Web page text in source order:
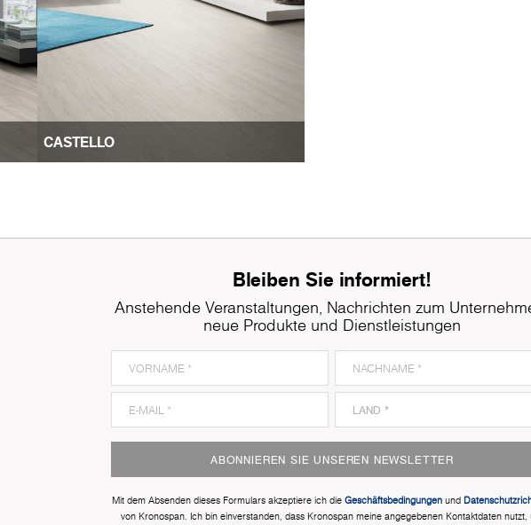
CASTELLO
Bleiben Sie informiert!
Anstehende Veranstaltungen, Nachrichten zum
neue Produkte und Dienstleistungen
ABONNIEREN SIE UNSEREN NEWSLETTER
Mit dem Absenden dieses Formulars akzeptiere ich dieGeschäftsbedingungen und
von Kronospan. Ich bin einverstanden, dass Kronospan meine angegebenen Kontaktdaten nutzt,